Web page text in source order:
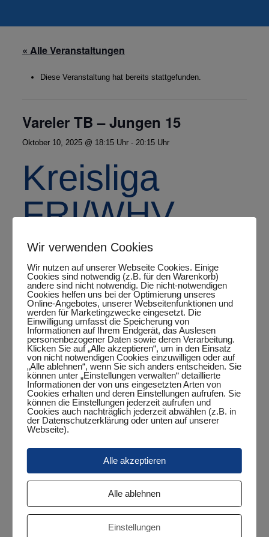
« Alle Veranstaltungen
Diese Veranstaltung hat bereits stattgefunden.
Vareler TB – Jungen 15
Oktober 10, 2025 @ 18:15 Uhr- 20:15 Uhr
Kreisliga
FRI/WHV
Jugend 15
Zum Kalender hinzufügen
DETAILS
Datum:
Oktober 10, 2025
Zeit:
18:15 Uhr - 20:15 Uhr
Veranstaltungskategorie:
TSR Olympia Wilhelmshaven II – 3.
Herren
Herren
Wir verwenden Cookies
Wir nutzen auf unserer Webseite Cookies. Einige
Cookies sind notwendig (z.B. für den Warenkorb)
andere sind nicht notwendig. Die nicht-notwendigen
Cookies helfen uns bei der Optimierung unseres
Online-Angebotes, unserer Webseitenfunktionen und
werden für Marketingzwecke eingesetzt. Die
Einwilligung umfasst die Speicherung von
Informationen auf Ihrem Endgerät, das Auslesen
personenbezogener Daten sowie deren Verarbeitung.
Klicken Sie auf „Alle akzeptieren“, um in den Einsatz
von nicht notwendigen Cookies einzuwilligen oder auf
„Alle ablehnen“, wenn Sie sich anders entscheiden. Sie
können unter „Einstellungen verwalten“ detaillierte
Informationen der von uns eingesetzten Arten von
Cookies erhalten und deren Einstellungen aufrufen. Sie
können die Einstellungen jederzeit aufrufen und
Cookies auch nachträglich jederzeit abwählen (z.B. in
der Datenschutzerklärung oder unten auf unserer
Webseite).
Alle akzeptieren
Alle ablehnen
Einstellungen